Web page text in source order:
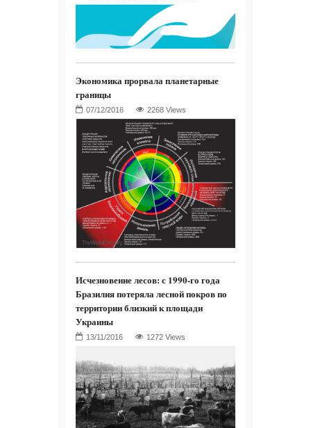
Экономика прорвала планетарные
границы
2268 Views
Исчезновение лесов: с 1990-го года
Бразилия потеряла лесной покров по
территории близкий к площади
Украины
1272 Views